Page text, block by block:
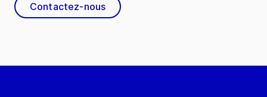
Contactez-nous